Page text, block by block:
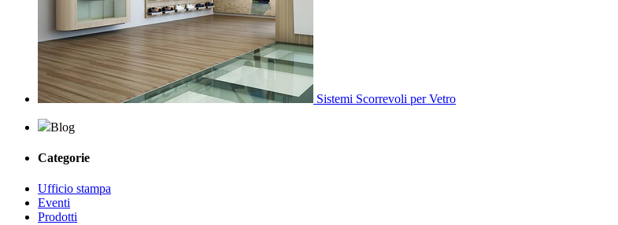
Sistemi Scorrevoli per Vetro
Blog
Categorie
Ufficio stampa
Eventi
Prodotti